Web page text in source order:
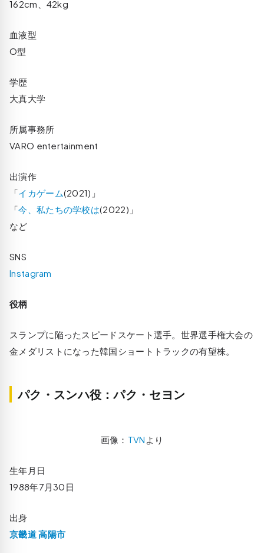
162cm、42kg
血液型
O型
学歴
大真大学
所属事務所
VARO entertainment
出演作
「イカゲーム(2021)」
「今、私たちの学校は(2022)」
など
SNS
Instagram
役柄
スランプに陥ったスピードスケート選手。世界選手権大会の
金メダリストになった韓国ショートトラックの有望株。
パク・スンハ役：パク・セヨン
画像： TVN より
生年月日
1988年7月30日
出身
京畿道 高陽市